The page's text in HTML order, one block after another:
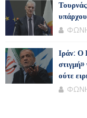
Ιράν: Ο
ούτε